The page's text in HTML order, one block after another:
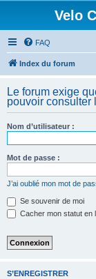
Velo
FAQ
Index du forum
Le forum exige
pouvoir consulter
Nom d’utilisateur :
Mot de passe :
J’ai oublié mon mot de
Se souvenir de moi
Cacher mon statut en
S’ENREGISTRER